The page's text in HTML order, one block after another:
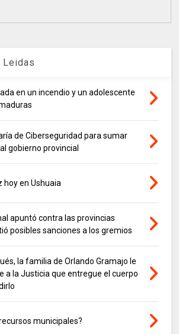
Leidas
en un incendio y un adolescente
de Ciberseguridad para sumar
gobierno provincial
hoy en Ushuaia
apuntó contra las provincias
posibles sanciones a los gremios
la familia de Orlando Gramajo le
a la Justicia que entregue el cuerpo
municipales?